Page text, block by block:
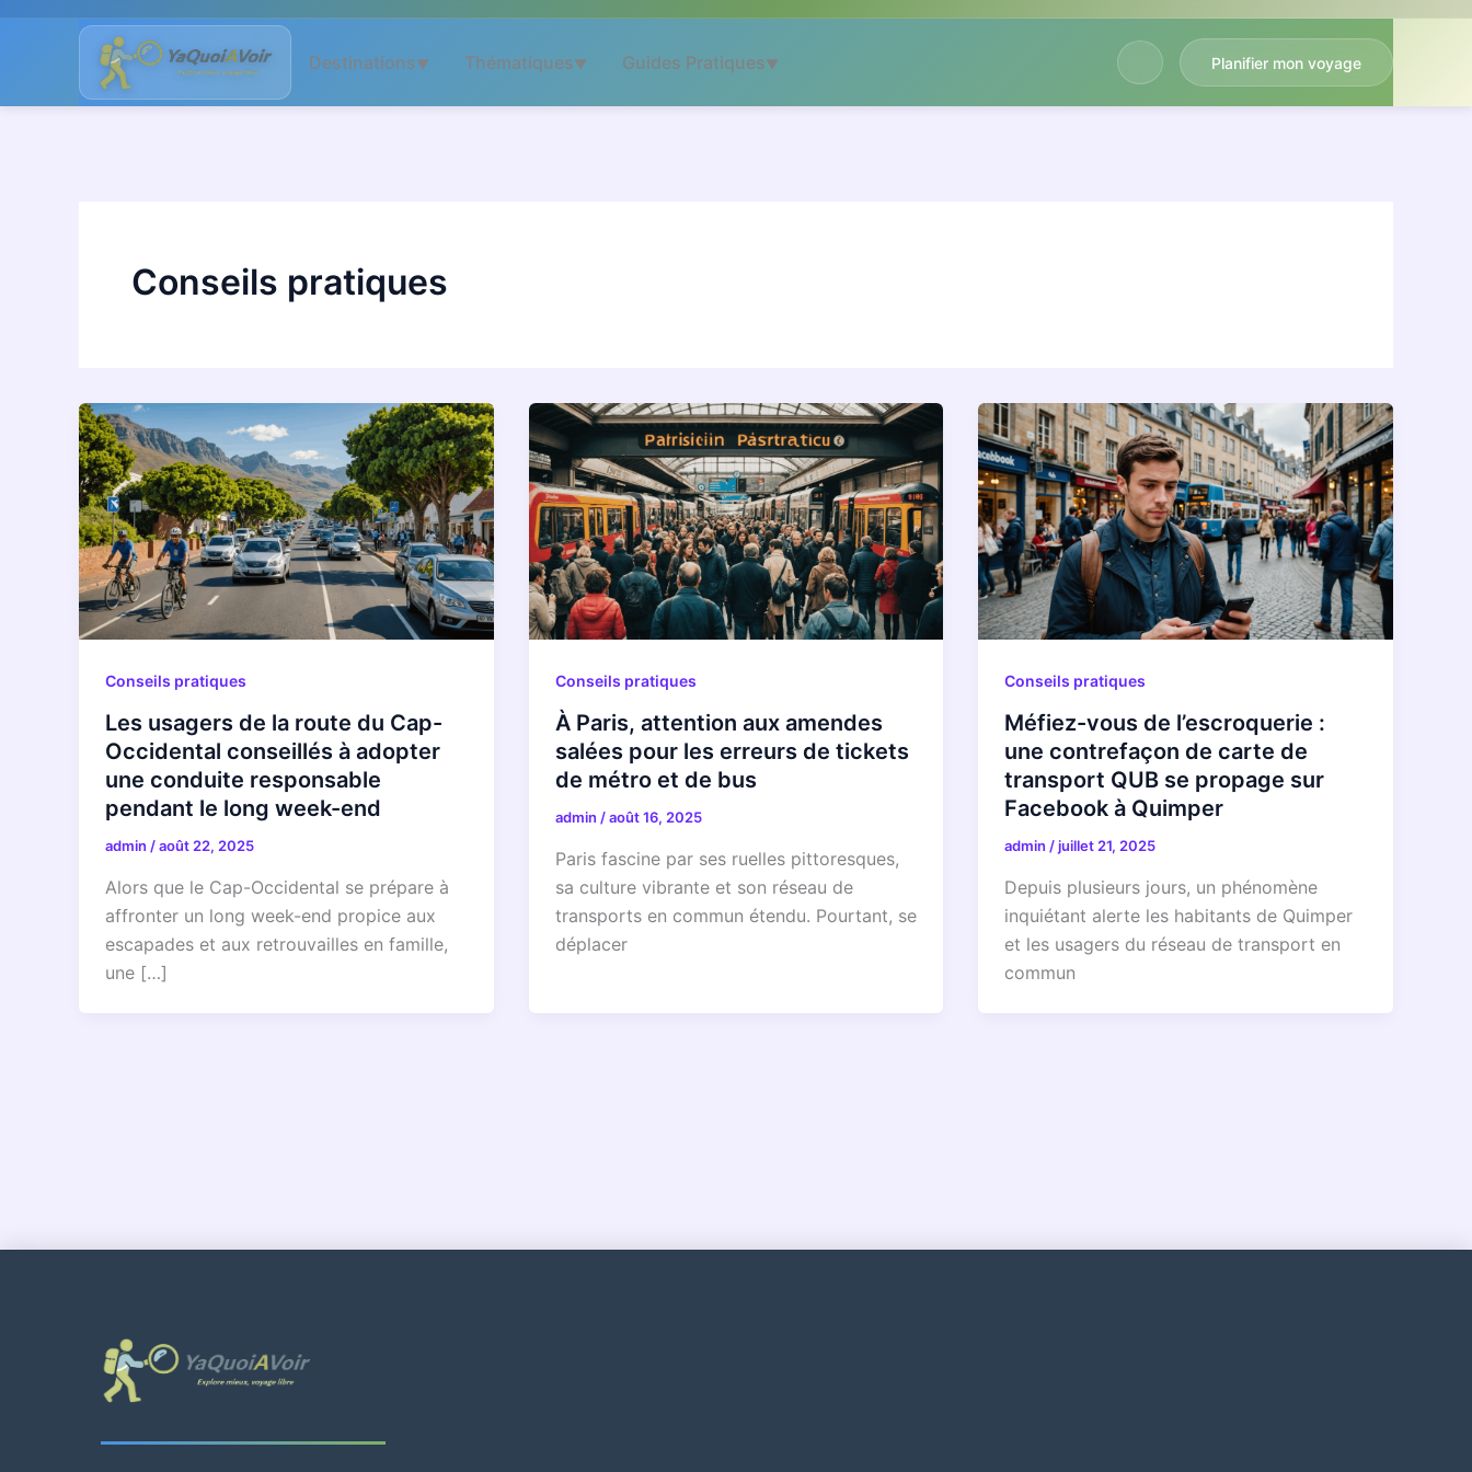
Aller
Destinations▼ Thématiques▼ Guides Pratiques ▼ Planifier mon voyage
Conseils pratiques
Conseils pratiques
Les usagers de la route du Cap-
Occidental conseillés à adopter
une conduite responsable
pendant le long week-end
admin /août 22, 2025
Alors que le Cap-Occidental se prépare à
affronter un long week-end propice aux
escapades et aux retrouvailles en famille,
une […]
Conseils pratiques
À Paris, attention aux amendes
salées pour les erreurs de tickets
de métro et de bus
admin /août 16, 2025
Paris fascine par ses ruelles pittoresques,
sa culture vibrante et son réseau de
transports en commun étendu. Pourtant, se
déplacer
Conseils pratiques
Méfiez-vous de l’escroquerie :
une contrefaçon de carte de
transport QUB se propage sur
Facebook à Quimper
admin /juillet 21, 2025
Depuis plusieurs jours, un phénomène
inquiétant alerte les habitants de Quimper
et les usagers du réseau de transport en
commun